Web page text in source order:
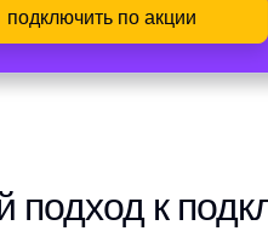
подключить по акции
к